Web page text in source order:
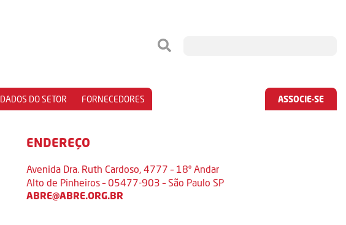
DADOS DO SETOR FORNECEDORES ASSOCIE-SE
ENDEREÇO
Avenida Dra. Ruth Cardoso, 4777 – 18º Andar
Alto de Pinheiros – 05477-903 – São Paulo SP
ABRE@ABRE.ORG.BR